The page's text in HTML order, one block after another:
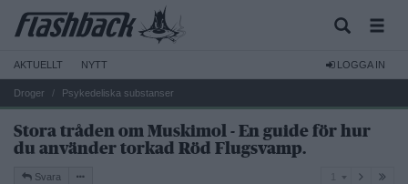
AKTUELLT NYTT LOGGA IN
Droger Psykedeliska substanser
Stora tråden om Muskimol - En guide för hur
du använder torkad Röd Flugsvamp.
Svara